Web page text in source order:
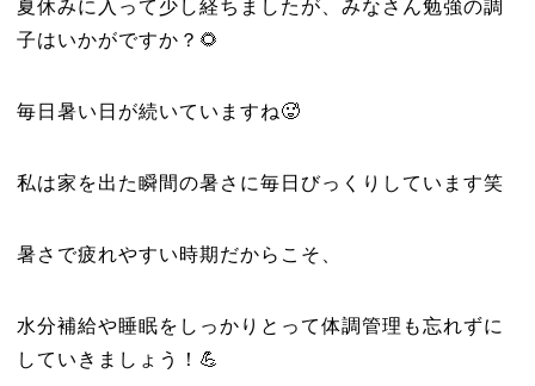
夏休みに入って少し経ちましたが、みなさん勉強の調
子はいかがですか？🌻
毎日暑い日が続いていますね🥵
私は家を出た瞬間の暑さに毎日びっくりしています笑
暑さで疲れやすい時期だからこそ、
水分補給や睡眠をしっかりとって体調管理も忘れずに
していきましょう！💪